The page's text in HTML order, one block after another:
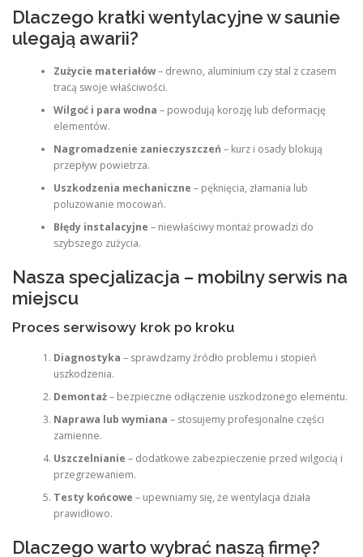
Dlaczego kratki wentylacyjne w saunie
ulegają awarii?
Zużycie materiałów– drewno, aluminium czy stal z czasem
tracą swoje właściwości.
Wilgoć i para wodna – powodują korozję lub deformację
elementów.
Nagromadzenie zanieczyszczeń – kurz i osady blokują
przepływ powietrza.
Uszkodzenia mechaniczne – pęknięcia, złamania lub
poluzowanie mocowań.
Błędy instalacyjne – niewłaściwy montaż prowadzi do
szybszego zużycia.
Nasza specjalizacja – mobilny serwis na
miejscu
Proces serwisowy krok po kroku
Diagnostyka – sprawdzamy źródło problemu i stopień
uszkodzenia.
Demontaż– bezpieczne odłączenie uszkodzonego elementu.
Naprawa lub wymiana – stosujemy profesjonalne części
zamienne.
Uszczelnianie – dodatkowe zabezpieczenie przed wilgocią i
przegrzewaniem.
Testy końcowe – upewniamy się, że wentylacja działa
prawidłowo.
Dlaczego warto wybrać naszą firmę?